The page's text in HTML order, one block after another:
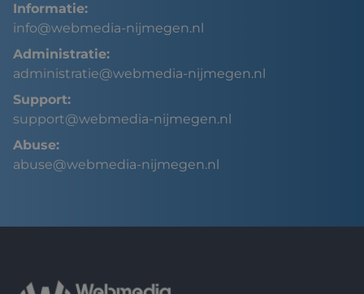
Informatie:
info@webmedia-nijmegen.nl
Administratie:
administratie@webmedia-nijmegen.nl
Support:
support@webmedia-nijmegen.nl
Abuse:
abuse@webmedia-nijmegen.nl